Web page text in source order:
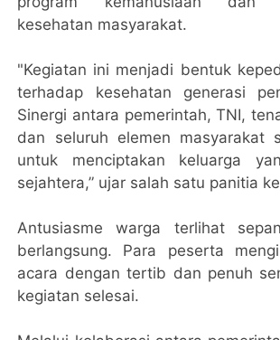
kesehatan masyarakat.
"Kegiatan ini menjadi bentuk
terhadap kesehatan generasi
Sinergi antara pemerintah, TNI,
dan seluruh elemen masyarakat
untuk menciptakan keluarga
sejahtera,” ujar salah satu panitia
Antusiasme warga terlihat
berlangsung. Para peserta
acara dengan tertib dan penuh
kegiatan selesai.